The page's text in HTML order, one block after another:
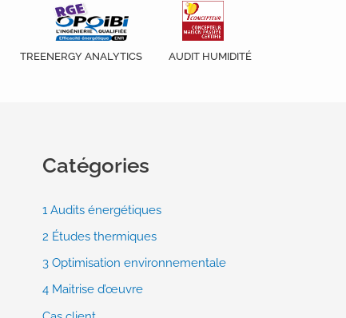
TREENERGY ANALYTICS AUDIT HUMIDITÉ
Catégories
1 Audits énergétiques
2 Études thermiques
3 Optimisation environnementale
4 Maitrise d’œuvre